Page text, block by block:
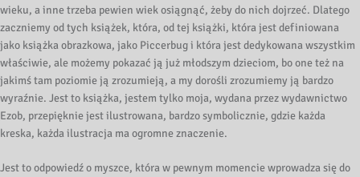
wieku, a inne trzeba pewien wiek osiągnąć, żeby do nich dojrzeć. Dlatego
zaczniemy od tych książek, która, od tej książki, która jest definiowana
jako książka obrazkowa, jako Piccerbug i która jest dedykowana wszystkim
właściwie, ale możemy pokazać ją już młodszym dzieciom, bo one też na
jakimś tam poziomie ją zrozumieją, a my dorośli zrozumiemy ją bardzo
wyraźnie. Jest to książka, jestem tylko moja, wydana przez wydawnictwo
Ezob, przepięknie jest ilustrowana, bardzo symbolicznie, gdzie każda
kreska, każda ilustracja ma ogromne znaczenie.
Jest to odpowiedź o myszce, która w pewnym momencie wprowadza się do